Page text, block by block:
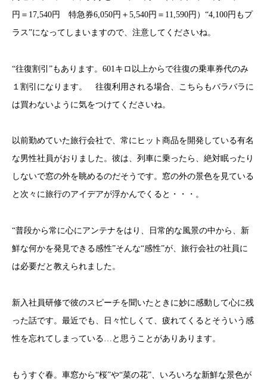
円＝17,540円 特急券6,050円＋5,540円＝11,590円）“4,100円もプ
ラス”になってしまいますので、注意してくださいね。
“往復割引”もあります。601キロ以上からで往復の乗車券代のみ
１割引になります。 往復利用される場合、こちらもバラバラに
は買わないように気をつけてくださいね。
以前勤めていた旅行会社で、常にヒット商品を開発している有名
な男性社員がおりました。彼は、列車に乗ったら、絶対眠ったり
しないで窓の外を眺めるのだそうです。窓の外の景色を見ている
と次々に旅行のアイデアが浮かんでくると・・・。
“普段から常に心にアンテナをはり、日常的な風景の中から、新
鮮な何かを発見できる感性”そんな“感性”が、旅行会社の社員に
は必要だと教えられました。
新入社員研修で彼のスピーチを聞いたときに妙に感動して心に残
った話です。最近でも、日々忙しくて、疲れてくるとそういう感
性を忘れてしまっている…と思うことがありあります。
もうすぐ春。車窓から“桜”や“菜の花”、いろいろな新鮮な景色が